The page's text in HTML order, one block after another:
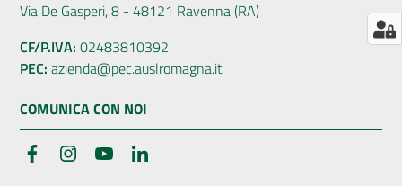
a...
Bandi
e
Via De Gasperi, 8 - 48121 Ravenna (RA)
CF/P.IVA: 02483810392
PEC: azienda@pec.auslromagna.it
COMUNICA CON NOI
FacebookInstagramYouTube